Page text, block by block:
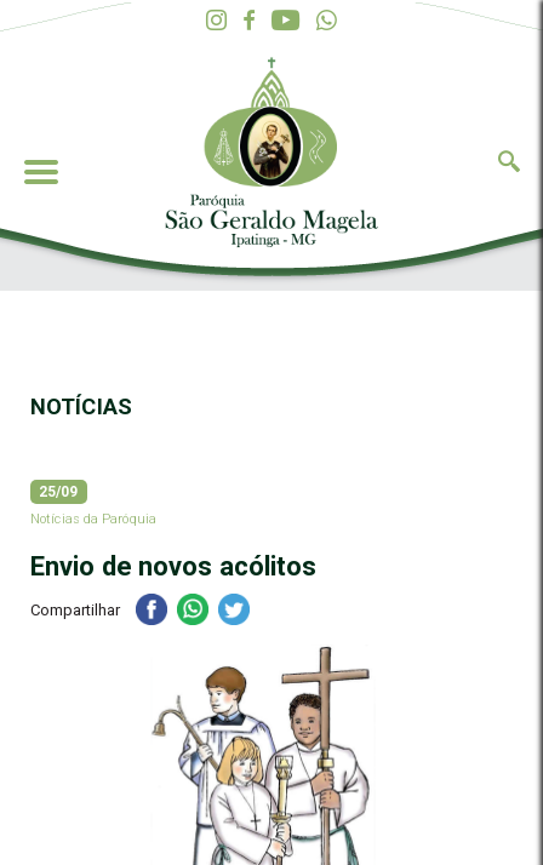
NOTÍCIAS
25/09
Notícias da Paróquia
Envio de novos acólitos
Compartilhar